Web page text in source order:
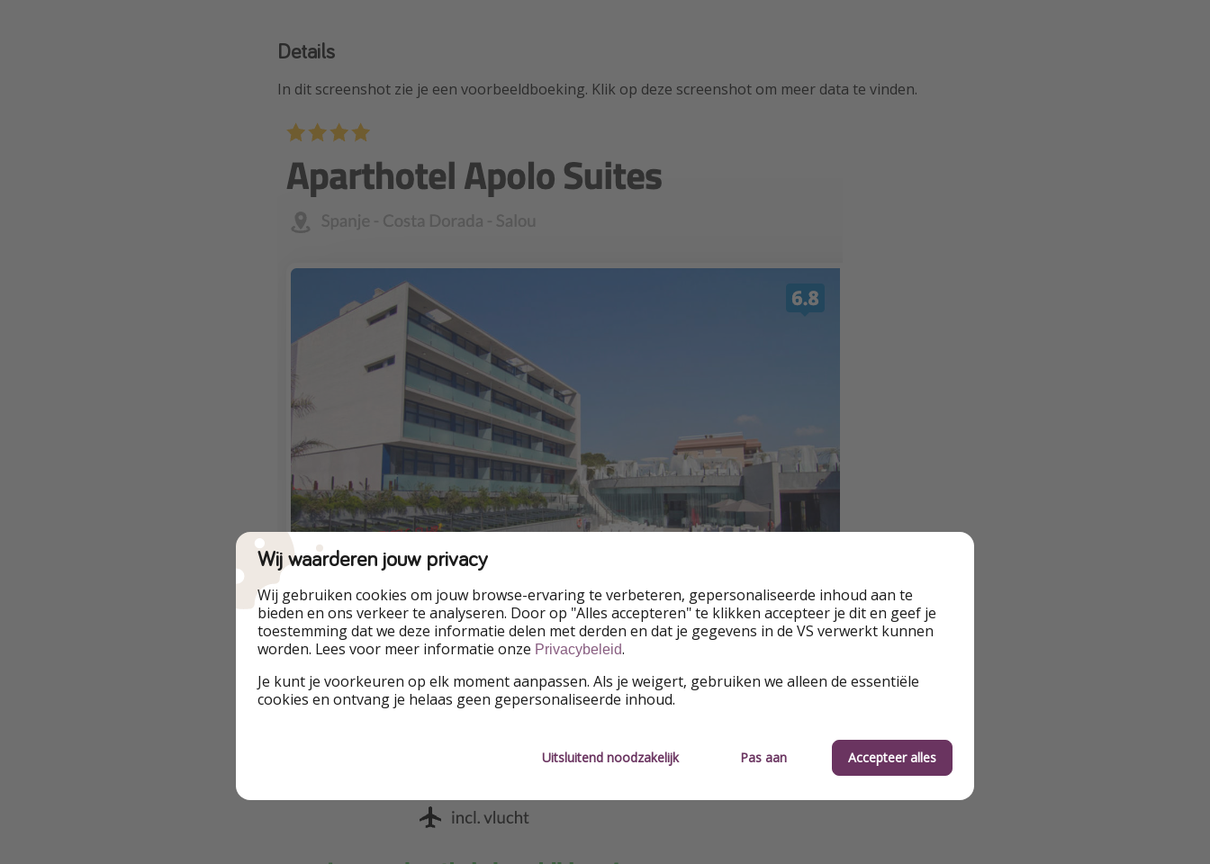
Details
In dit screenshot zie je een voorbeeldboeking. Klik op deze screenshot om meer data te vinden.
Wij waarderen jouw privacy
Wij gebruiken cookies om jouw browse-ervaring te verbeteren, gepersonaliseerde inhoud aan te
bieden en ons verkeer te analyseren. Door op "Alles accepteren" te klikken accepteer je dit en geef je
toestemming dat we deze informatie delen met derden en dat je gegevens in de VS verwerkt kunnen
worden. Lees voor meer informatie onze Privacybeleid.
Je kunt je voorkeuren op elk moment aanpassen. Als je weigert, gebruiken we alleen de essentiële
cookies en ontvang je helaas geen gepersonaliseerde inhoud.
Uitsluitend noodzakelijk Pas aan Accepteer alles